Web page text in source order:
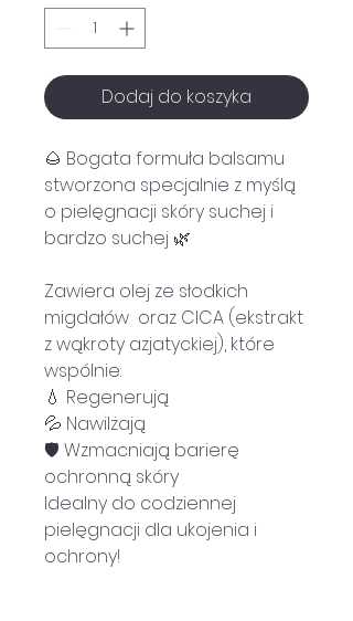
Dodaj do koszyka
🌰 Bogata formuła balsamu
stworzona specjalnie z myślą
o pielęgnacji skóry suchej i
bardzo suchej 🌿
Zawiera olej ze słodkich
migdałów oraz CICA (ekstrakt
z wąkroty azjatyckiej), które
wspólnie:
💧 Regenerują
💦 Nawilżają
🛡️ Wzmacniają barierę
ochronną skóry
Idealny do codziennej
pielęgnacji dla ukojenia i
ochrony!